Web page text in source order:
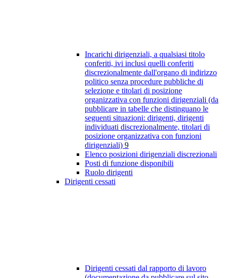
Incarichi dirigenziali, a qualsiasi titolo
conferiti, ivi inclusi quelli conferiti
discrezionalmente dall'organo di indirizzo
politico senza procedure pubbliche di
selezione e titolari di posizione
organizzativa con funzioni dirigenziali (da
pubblicare in tabelle che distinguano le
seguenti situazioni: dirigenti, dirigenti
individuati discrezionalmente, titolari di
posizione organizzativa con funzioni
dirigenziali) 9
Elenco posizioni dirigenziali discrezionali
Posti di funzione disponibili
Ruolo dirigenti
Dirigenti cessati
Dirigenti cessati dal rapporto di lavoro